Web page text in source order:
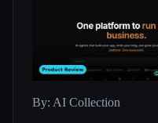
By: AI Collection